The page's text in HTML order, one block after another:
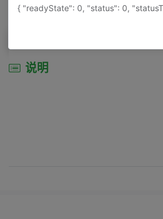
属性： 地图属性： 地图类型-行政区划图
说明
{ "readyState": 0, "status": 0,